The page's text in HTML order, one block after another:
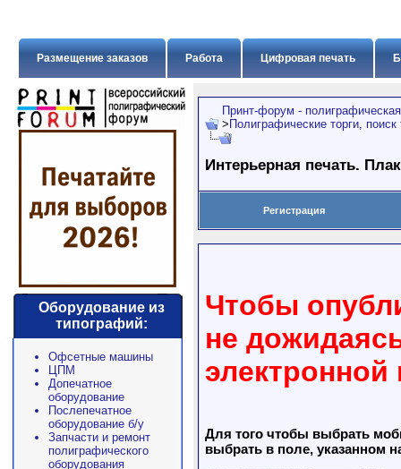
Цифровая печать
Работа
Размещение заказов
Оборудование из
типографий:
Офсетные машины
ЦПМ
Допечатное
оборудование
Послепечатное
оборудование б/у
Запчасти и ремонт
полиграфического
оборудования
Принт-форум -
> Полиграфические торги,
Интерьерная печать.
Регистрация
Чтобы
не
Для того чтобы выбрать
выбрать в поле, указанном